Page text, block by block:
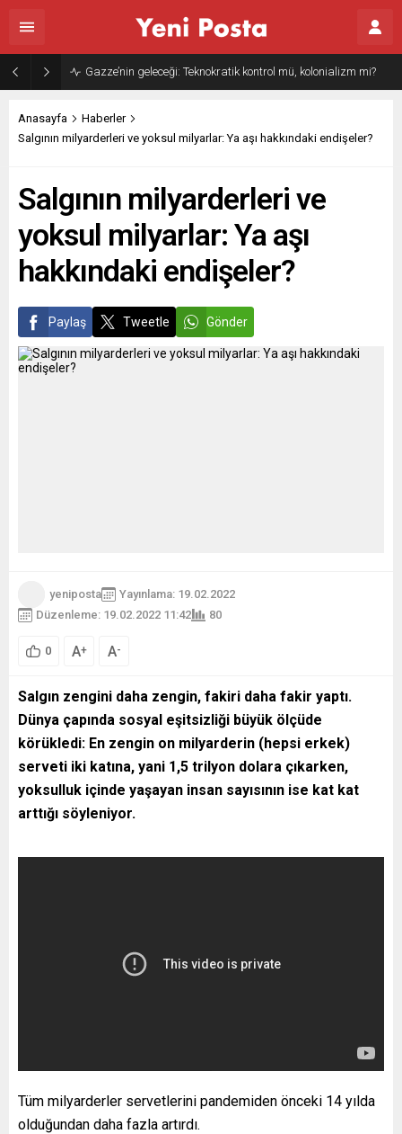
Gazze’nin geleceği: Teknokratik kontrol mü, kolonializm mi?
Anasayfa
Haberler
Salgının milyarderleri ve yoksul milyarlar: Ya aşı hakkındaki endişeler?
Salgının milyarderleri ve
yoksul milyarlar: Ya aşı
hakkındaki endişeler?
Paylaş Tweetle Gönder
yeniposta
Yayınlama: 19.02.2022
Düzenleme: 19.02.2022 11:42
80
0 A+ A-
Salgın zengini daha zengin, fakiri daha fakir yaptı.
Dünya çapında sosyal eşitsizliği büyük ölçüde
körükledi: En zengin on milyarderin (hepsi erkek)
serveti iki katına, yani 1,5 trilyon dolara çıkarken,
yoksulluk içinde yaşayan insan sayısının ise kat kat
arttığı söyleniyor.
Tüm milyarderler servetlerini pandemiden önceki 14 yılda
olduğundan daha fazla artırdı.